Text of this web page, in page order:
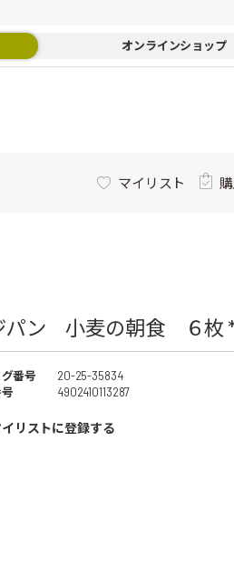
オンラインショップ
マイリスト
パン 小麦の朝食 ６枚
番号
20-25-35834
4902410113287
リストに登録する